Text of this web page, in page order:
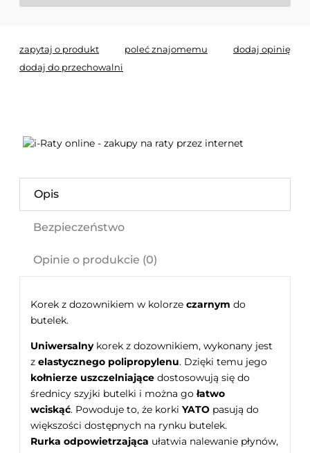
zapytaj o produkt poleć znajomemu
dodaj opinię
dodaj do przechowalni
Opis
Bezpieczeństwo
Opinie o produkcie (0)
Korek z dozownikiem w kolorze czarnym do
butelek.
Uniwersalnykorek z dozownikiem, wykonany jest
z elastycznego polipropylenu. Dzięki temu jego
kołnierze uszczelniające dostosowują się do
średnicy szyjki butelki i można gołatwo
wciskąć. Powoduje to, że korki YATO pasują do
większości dostępnych na rynku butelek.
Rurka odpowietrzająca ułatwia nalewanie płynów,